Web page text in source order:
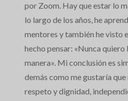
por Zoom. Hay que estar lo
lo largo de los años, he
mentores y también he visto
hecho pensar: «Nunca quiero
manera». Mi conclusión es
demás como me gustaría
respeto y dignidad,